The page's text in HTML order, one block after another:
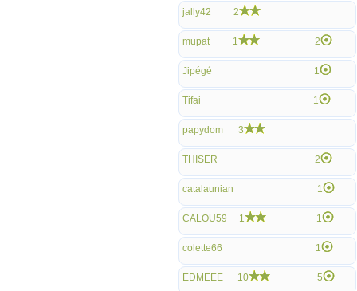
jally42 2
mupat 1 2
Jipégé 1
Tifai 1
papydom 3
THISER 2
catalaunian 1
CALOU59 1 1
colette66 1
EDMEEE 10 5